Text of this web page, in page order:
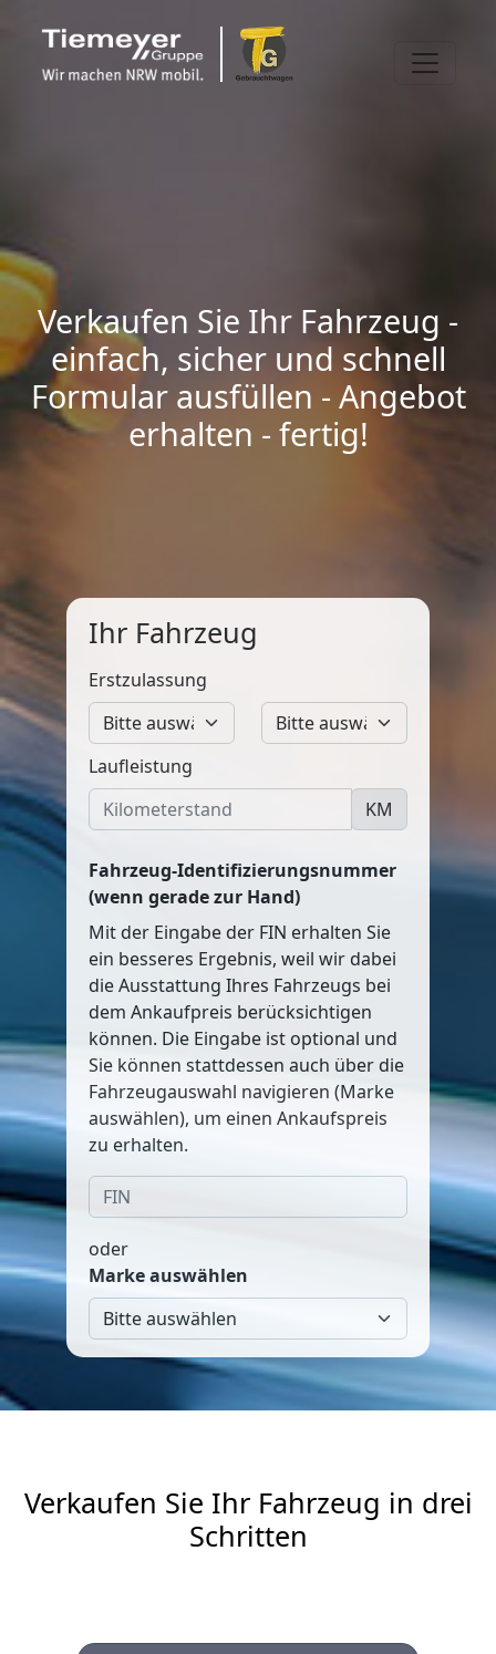
Verkaufen Sie Ihr Fahrzeug -
einfach, sicher und schnell
Formular ausfüllen - Angebot
erhalten - fertig!
Ihr Fahrzeug
Erstzulassung
Laufleistung
KM
Fahrzeug-Identifizierungsnummer
(wenn gerade zur Hand)
Mit der Eingabe der FIN erhalten Sie
ein besseres Ergebnis, weil wir dabei
die Ausstattung Ihres Fahrzeugs bei
dem Ankaufpreis berücksichtigen
können. Die Eingabe ist optional und
Sie können stattdessen auch über die
Fahrzeugauswahl navigieren (Marke
auswählen), um einen Ankaufspreis
zu erhalten.
oder
Marke auswählen
Verkaufen Sie Ihr Fahrzeug in drei
Schritten